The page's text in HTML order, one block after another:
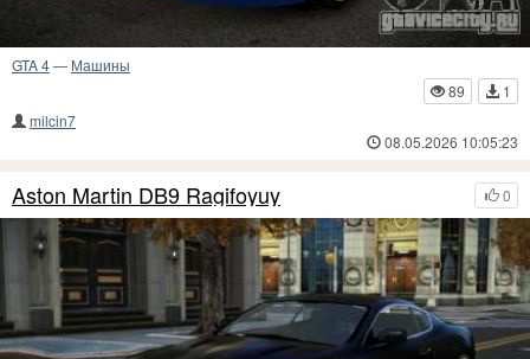
GTA 4— Машины
89
1
milcin7
08.05.2026 10:05:23
0
Aston Martin DB9 Ragifoyuy